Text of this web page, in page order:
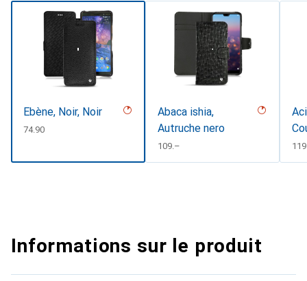
Ebène, Noir, Noir
CHF
74.90
Abaca ishia,
Autruche nero
CHF
109.–
Informations sur le produit